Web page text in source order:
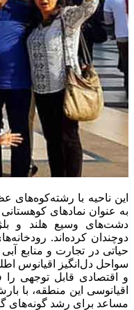
این ناحیه با
به عنوان نمادهای
دشت‌های وسیع هلند و
دوچندان کرده‌اند.
حیاتی در تجارت و منابع
سواحل دل‌انگیز اقیانوس
و اقتصادی قابل توجهی
اقیانوسی این منطقه، با
مساعد برای رشد گونه‌های